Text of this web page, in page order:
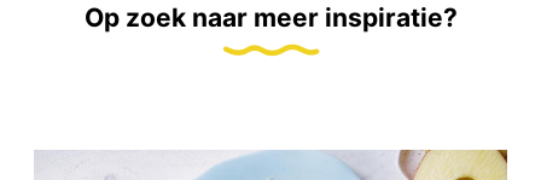
Op zoek naar meer inspiratie?